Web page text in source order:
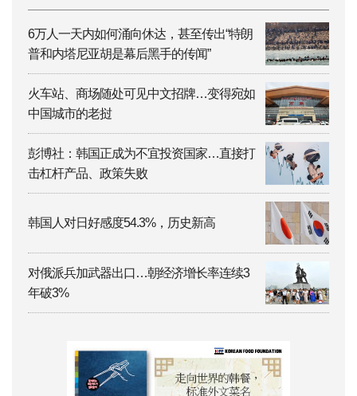
6万人一天内如何涌向休达，甚至传出“特朗
普和内塔尼亚胡是幕后黑手的传闻”
火车站、商场随处可见中文招牌…变得宛如
中国城市的老挝
彭博社：韩国正成为不宜投资国家…直接打
击杠杆产品、政策失败
韩国人对日好感度54.3%，历史新高
对俄派兵加武器出口…朝经济增长率连续3
年破3%